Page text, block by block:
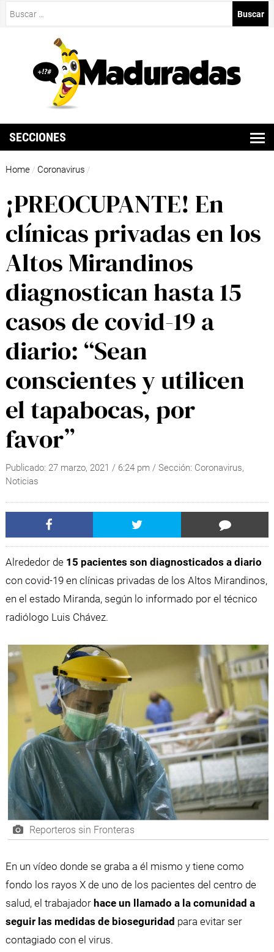
SECCIONES
Home / Coronavirus /
¡PREOCUPANTE! En
clínicas privadas en los
Altos Mirandinos
diagnostican hasta 15
casos de covid-19 a
diario: “Sean
conscientes y utilicen
el tapabocas, por
favor”
Publicado: 27 marzo, 2021 / 6:24 pm / Sección: Coronavirus,
Noticias
Alrededor de 15 pacientes son diagnosticados a diario
con covid-19 en clínicas privadas de los Altos Mirandinos,
en el estado Miranda, según lo informado por el técnico
radiólogo Luis Chávez.
Reporteros sin Fronteras
En un vídeo donde se graba a él mismo y tiene como
fondo los rayos X de uno de los pacientes del centro de
salud, el trabajador hace un llamado a la comunidad a
seguir las medidas de bioseguridad para evitar ser
contagiado con el virus.